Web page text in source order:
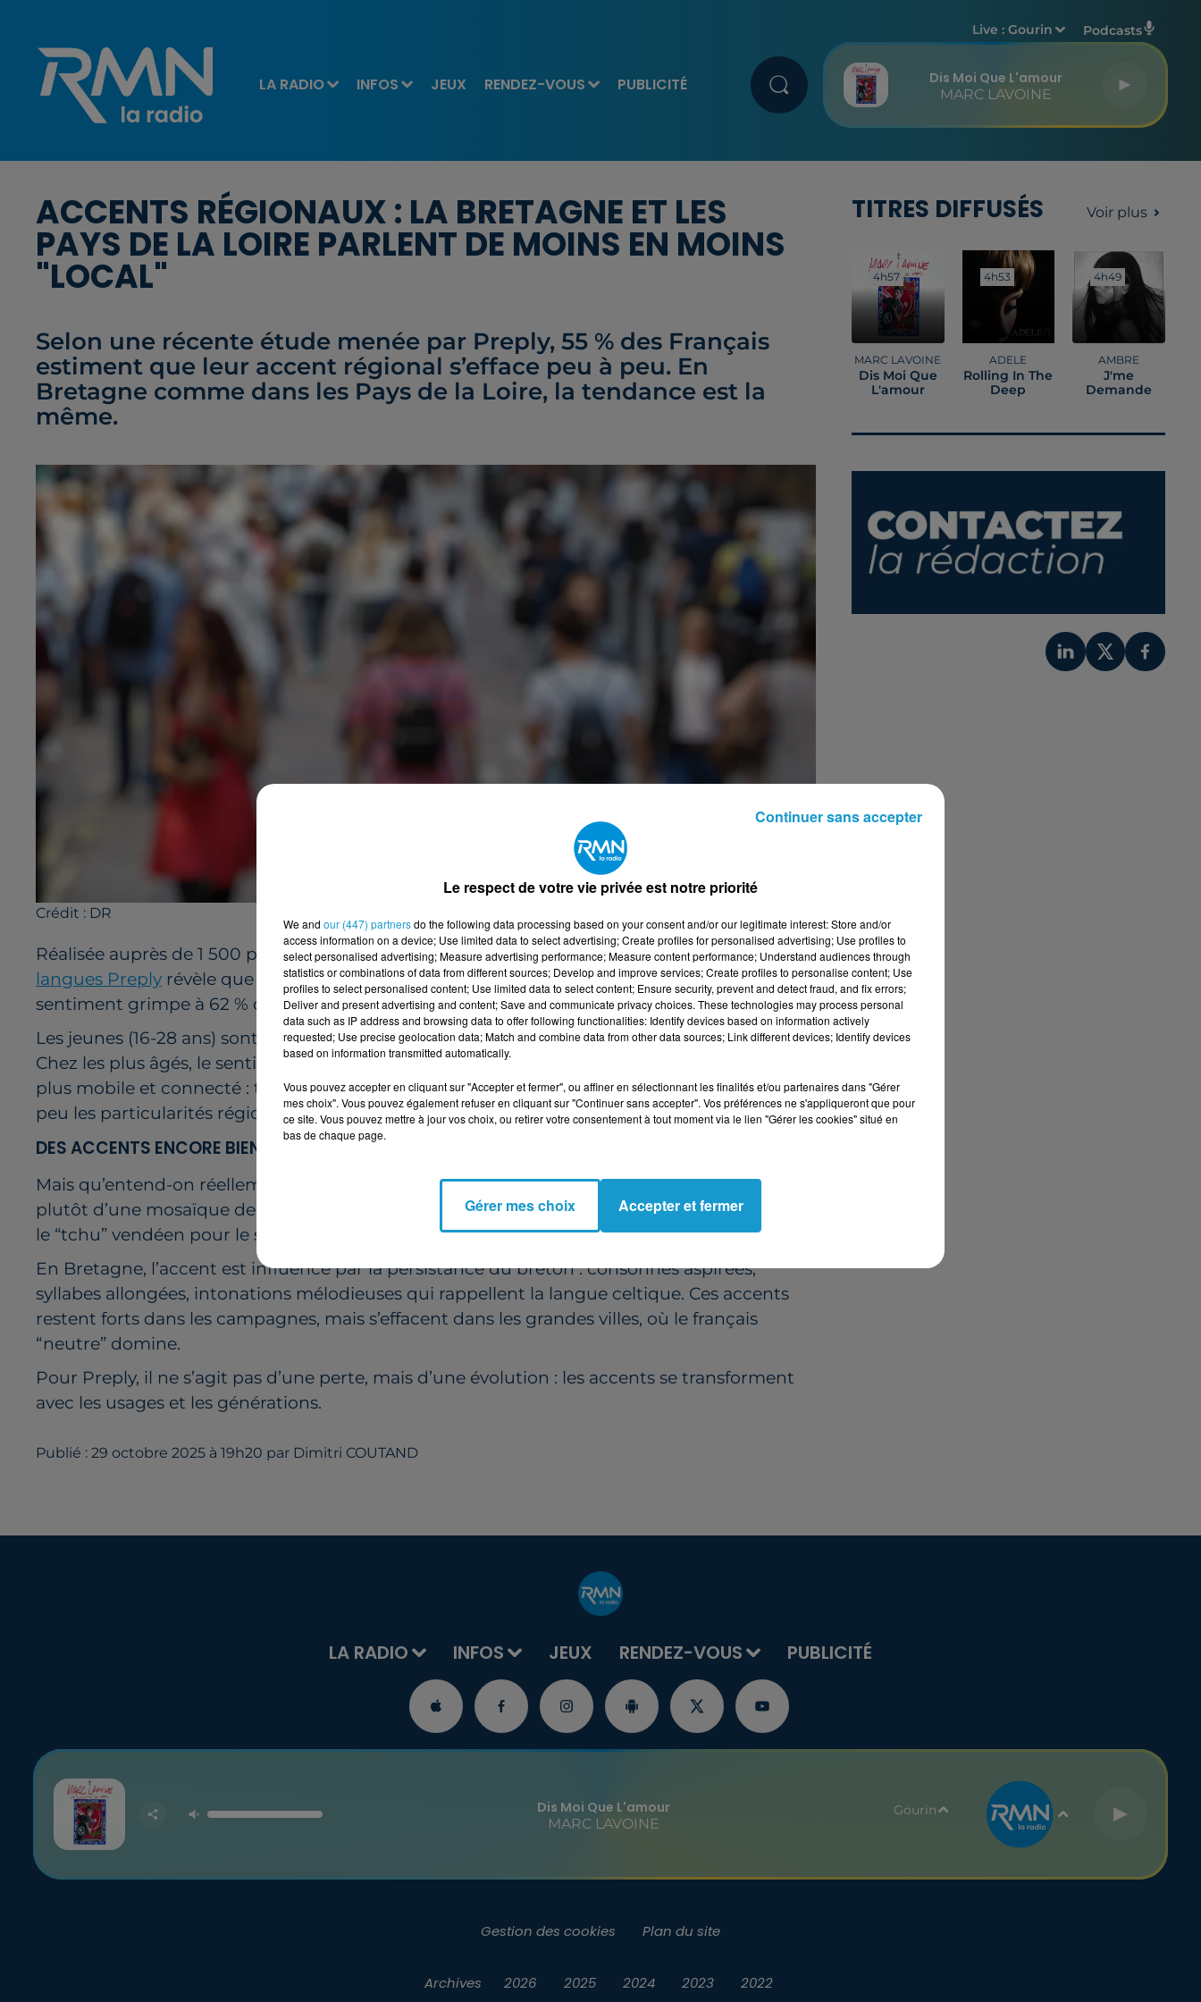
LA RADIO INFOS JEUX RENDEZ-VOUS PUBLICITÉ
Live :Gourin Podcasts
Dis Moi Que L'amour
MARC LAVOINE
ACCENTS RÉGIONAUX : LA BRETAGNE ET LES
PAYS DE LA LOIRE PARLENT DE MOINS EN MOINS
"LOCAL"
Selon une récente étude menée par Preply, 55 % des Français
estiment que leur accent régional s’efface peu à peu. En
Bretagne comme dans les Pays de la Loire, la tendance est la
même.
Crédit : DR
Réalisée auprès de 1 500 personnes,cette enquête de la plateforme d’apprentissage des
langues Preply révèle que 55 % des Français constatent un recul de leur accent régional. Ce
sentiment grimpe à 62 % dans les Pays de la Loire et à 57 % en Bretagne.
Les jeunes (16-28 ans) sont les plus nombreux à remarquer cette évolution, à près de 59 %.
Chez les plus âgés, le sentiment est moindre. Les chercheurs y voient l’effet d’un monde
plus mobile et connecté : télévision, réseaux sociaux et études à l’extérieur gomment peu à
peu les particularités régionales.
DES ACCENTS ENCORE BIEN ANCRÉS
Mais qu’entend-on réellement par “accent” dans l’Ouest ? Dans les Pays de la Loire, il s’agit
plutôt d’une mosaïque de sonorités. Le “a” très appuyé du pays nantais, presque chantant,
le “tchu” vendéen pour le son “q”, ou encore les “r” roulés des Sarthois.
En Bretagne, l’accent est influencé par la persistance du breton : consonnes aspirées,
syllabes allongées, intonations mélodieuses qui rappellent la langue celtique. Ces accents
restent forts dans les campagnes, mais s’effacent dans les grandes villes, où le français
“neutre” domine.
Pour Preply, il ne s’agit pas d’une perte, mais d’une évolution : les accents se transforment
avec les usages et les générations.
Publié : 29 octobre 2025 à 19h20 par Dimitri COUTAND
TITRES DIFFUSÉS Voir plus
4h57
4h57
MARC LAVOINE
Dis Moi Que
L'amour
4h53
4h53
ADELE
Rolling In The
Deep
4h49
4h49
AMBRE
J'me
Demande
LA RADIO INFOS JEUX RENDEZ-VOUS PUBLICITÉ
Dis Moi Que L'amour
MARC LAVOINE
Gourin
Gestion des cookies Plan du site
Archives 2026 2025 2024 2023 2022
Le respect de votre vie privée est notre priorité
We and our (447) partnersdo the following data processing based on your consent and/or our legitimate interest: Store and/or
access information on a device; Use limited data to select advertising; Create profiles for personalised advertising; Use profiles to
select personalised advertising; Measure advertising performance; Measure content performance; Understand audiences through
statistics or combinations of data from different sources; Develop and improve services; Create profiles to personalise content; Use
profiles to select personalised content; Use limited data to select content; Ensure security, prevent and detect fraud, and fix errors;
Deliver and present advertising and content; Save and communicate privacy choices. These technologies may process personal
data such as IP address and browsing data to offer following functionalities: Identify devices based on information actively
requested; Use precise geolocation data; Match and combine data from other data sources; Link different devices; Identify devices
based on information transmitted automatically.
Vous pouvez accepter en cliquant sur "Accepter et fermer", ou affiner en sélectionnant les finalités et/ou partenaires dans "Gérer
mes choix". Vous pouvez également refuser en cliquant sur "Continuer sans accepter". Vos préférences ne s'appliqueront que pour
ce site. Vous pouvez mettre à jour vos choix, ou retirer votre consentement à tout moment via le lien "Gérer les cookies" situé en
bas de chaque page.
Gérer mes choix Accepter et fermer
Continuer sans accepter